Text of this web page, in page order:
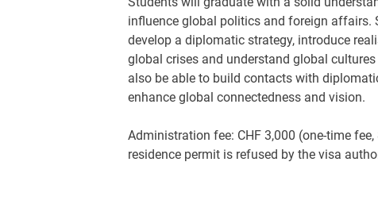
influence global politics and foreign affairs.
develop a diplomatic strategy, introduce
global crises and understand global
also be able to build contacts with
enhance global connectedness and vision.
Administration fee: CHF 3,000 (one-time
residence permit is refused by the visa